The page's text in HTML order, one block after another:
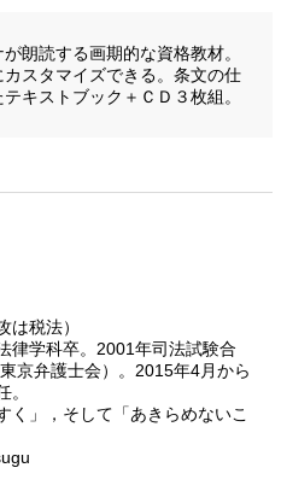
朗読する画期的な資格教材。
スタマイズできる。条文の仕
キストブック＋ＣＤ３枚組。
は税法）
律学科卒。2001年司法試験合
京弁護士会）。2015年4月から
く」，そして「あきらめないこ